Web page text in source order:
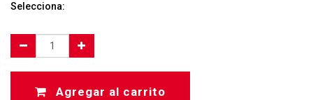
Selecciona:
Agregar al carrito